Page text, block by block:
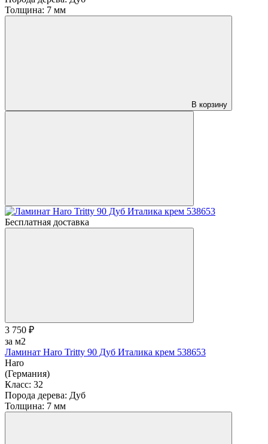
Толщина: 7 мм
В корзину
Бесплатная доставка
3 750 ₽
за м2
Ламинат Haro Tritty 90 Дуб Италика крем 538653
Haro
(Германия)
Класс: 32
Порода дерева: Дуб
Толщина: 7 мм